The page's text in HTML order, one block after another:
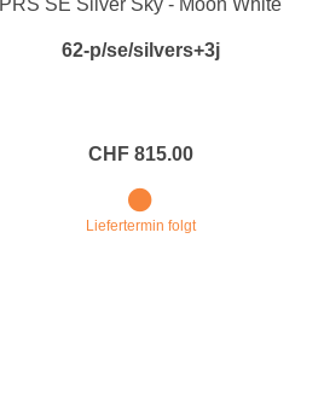
PRS SE Silver Sky - Moon White
62-p/se/silvers+3j
CHF 815.00
Liefertermin folgt